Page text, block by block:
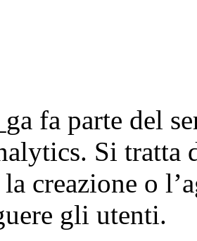
fa parte del
Si tratta
creazione o
gli utenti.